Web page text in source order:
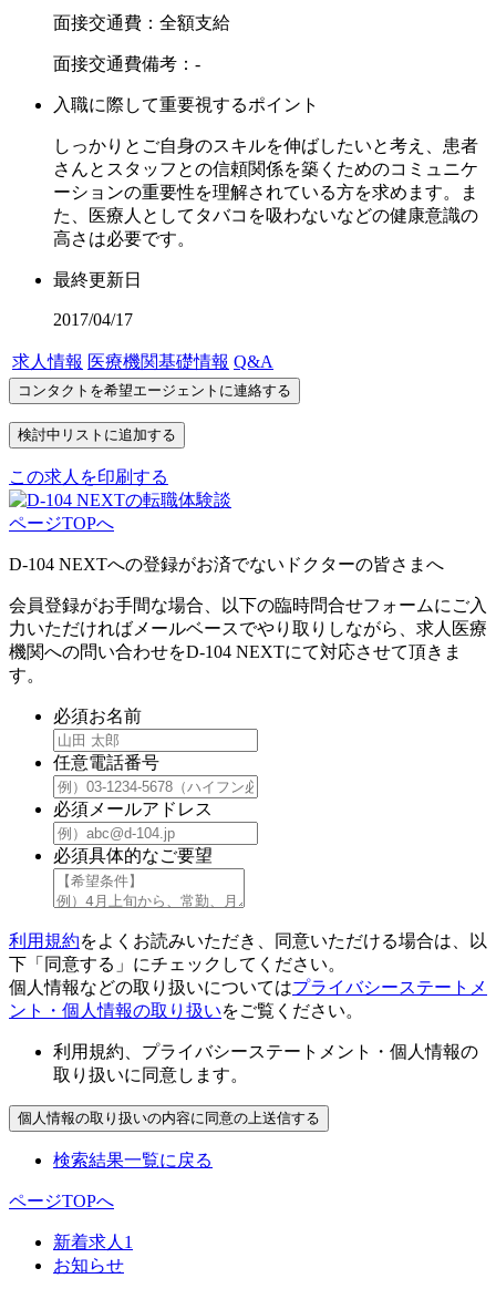
面接交通費：全額支給
面接交通費備考：-
入職に際して重要視するポイント
しっかりとご自身のスキルを伸ばしたいと考え、患者
さんとスタッフとの信頼関係を築くためのコミュニケ
ーションの重要性を理解されている方を求めます。ま
た、医療人としてタバコを吸わないなどの健康意識の
高さは必要です。
最終更新日
2017/04/17
求人情報 医療機関基礎情報 Q&A
この求人を印刷する
ページTOPへ
D-104 NEXTへの登録がお済でないドクターの皆さまへ
会員登録がお手間な場合、以下の臨時問合せフォームにご入
力いただければメールベースでやり取りしながら、求人医療
機関への問い合わせをD-104 NEXTにて対応させて頂きま
す。
必須お名前
任意電話番号
必須 メールアドレス
必須具体的なご要望
利用規約をよくお読みいただき、同意いただける場合は、以
下「同意する」にチェックしてください。
個人情報などの取り扱いについてはプライバシーステートメ
ント・個人情報の取り扱いをご覧ください。
利用規約、プライバシーステートメント・個人情報の
取り扱いに同意します。
検索結果一覧に戻る
ページTOPへ
新着求人 1
お知らせ